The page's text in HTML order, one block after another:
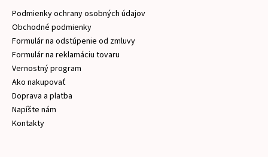
Podmienky ochrany osobných údajov
Obchodné podmienky
Formulár na odstúpenie od zmluvy
Formulár na reklamáciu tovaru
Vernostný program
Ako nakupovať
Doprava a platba
Napíšte nám
Kontakty